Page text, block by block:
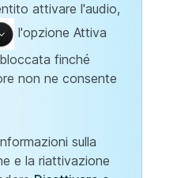
attivare l'audio,
l'opzione Attiva
finché
non ne consente
sulla
e la riattivazione